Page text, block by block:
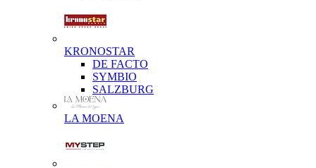
KRONOSTAR
DE FACTO
SYMBIO
SALZBURG
LA MOENA